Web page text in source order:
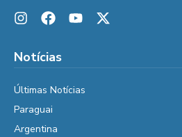
Notícias
Últimas Notícias
Paraguai
Argentina